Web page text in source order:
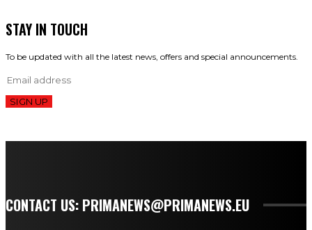
STAY IN TOUCH
To be updated with all the latest news, offers and special announcements.
SIGN UP
CONTACT US: PRIMANEWS@PRIMANEWS.EU